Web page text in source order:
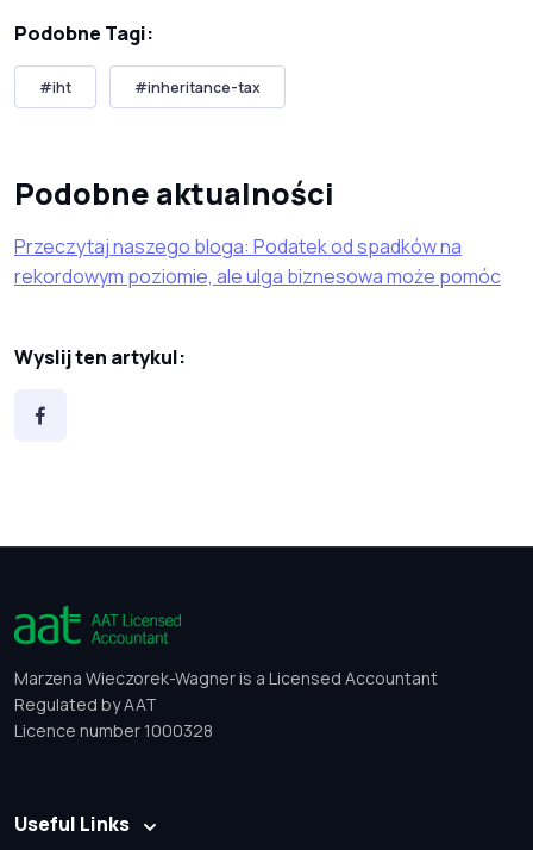
Podobne Tagi:
#iht #inheritance-tax
Podobne aktualności
Przeczytaj naszego bloga: Podatek od spadków na
rekordowym poziomie, ale ulga biznesowa może pomóc
Wyslij ten artykul:
Marzena Wieczorek-Wagner is a Licensed Accountant
Regulated by AAT
Licence number 1000328
Useful Links